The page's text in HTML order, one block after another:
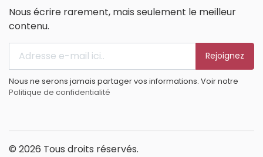
Nous écrire rarement, mais seulement le meilleur
contenu.
Rejoignez
Nous ne serons jamais partager vos informations. Voir notre
Politique de confidentialité
© 2026 Tous droits réservés.